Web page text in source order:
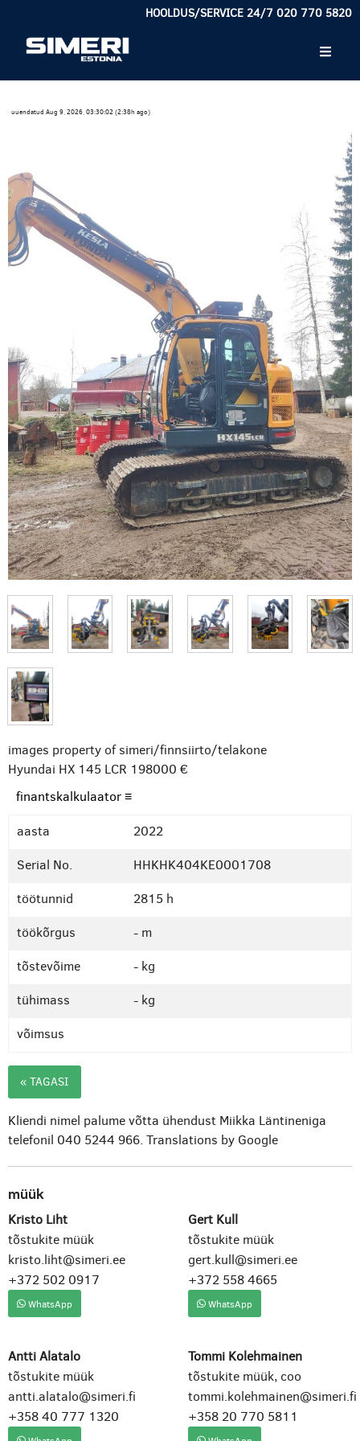
HOOLDUS/SERVICE 24/7 020 770 5820
uuendatud Aug 9, 2026, 03:30:02 (2:38h ago)
images property of simeri/finnsiirto/telakone
Hyundai HX 145 LCR 198000 €
finantskalkulaator ≡
aasta
2022
Serial No.
HHKHK404KE0001708
töötunnid
2815 h
töökõrgus
- m
tõstevõime
- kg
tühimass
- kg
võimsus
« TAGASI
Kliendi nimel palume võtta ühendust Miikka Läntineniga
telefonil 040 5244 966. Translations by Google
müük
Kristo Liht
tõstukite müük
kristo.liht@simeri.ee
+372 502 0917
WhatsApp
Gert Kull
tõstukite müük
gert.kull@simeri.ee
+372 558 4665
WhatsApp
Antti Alatalo
tõstukite müük
antti.alatalo@simeri.fi
+358 40 777 1320
Tommi Kolehmainen
tõstukite müük, coo
tommi.kolehmainen@simeri.fi
+358 20 770 5811